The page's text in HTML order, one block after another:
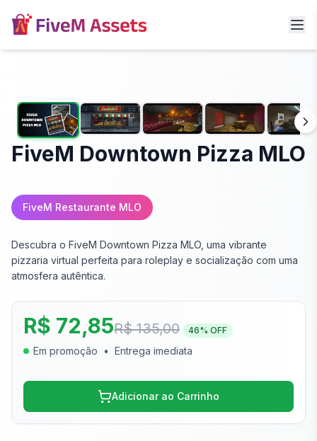
FiveM Downtown Pizza MLO
FiveM Restaurante MLO
Descubra o FiveM Downtown Pizza MLO, uma vibrante
pizzaria virtual perfeita para roleplay e socialização com uma
atmosfera autêntica.
R$ 72,85R$ 135,00 46% OFF
Em promoção • Entrega imediata
Adicionar ao Carrinho